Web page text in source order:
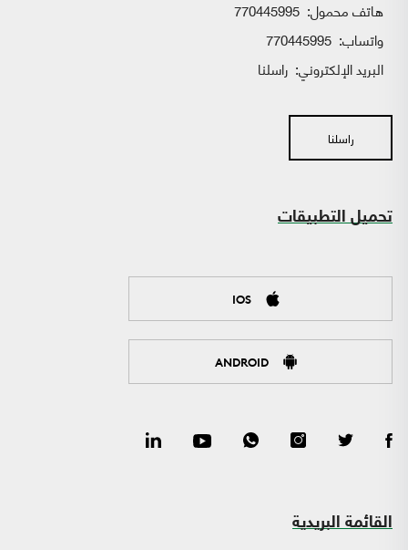
هاتف محمول: 770445995
واتساب:
البريد الإلكتروني: راسلنا
راسلنا
تحميل التطبيقات
IOS
ANDROID
القائمة البريدية